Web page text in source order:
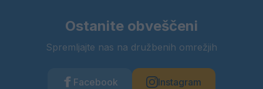
Ostanite obveščeni
Spremljajte nas na družbenih omrežjih
Facebook Instagram